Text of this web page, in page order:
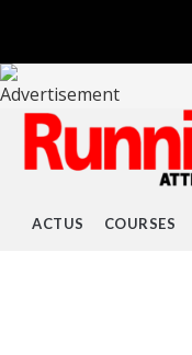
ACTUS COURSES